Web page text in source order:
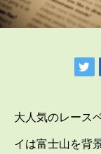
大人気のレース
イは富士山を背